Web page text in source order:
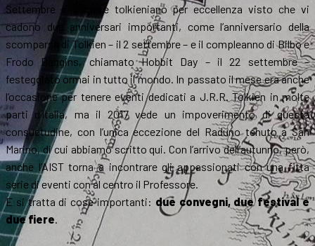
Settembre è il mese tolkieniano per eccellenza visto che vi
cadono due anniversari importanti, come l’anniversario della
scomparsa di Tolkien – il 2 settembre – e il compleanno di Bilbo e
Frodo Baggins, chiamato Hobbit Day – il 22 settembre –
festeggiato ormai in tutto il mondo. In passato il mese era anche
l’occasione per tenere eventi dedicati a J.R.R. Tolkien in molte
parti d’Italia, ma il 2017 vede un impoverimento di questa
consuetudine, con l’unica eccezione del Raduno tenuto a San
Marino, di cui abbiamo scritto qui. Con l’arrivo dell’autunno, però,
anche l’AIST torna a incontrare gli appassionati con una fitta
serie di eventi con al centro il Professore.
E si tratta di cose importanti: due convegni, due festival e
due fiere.